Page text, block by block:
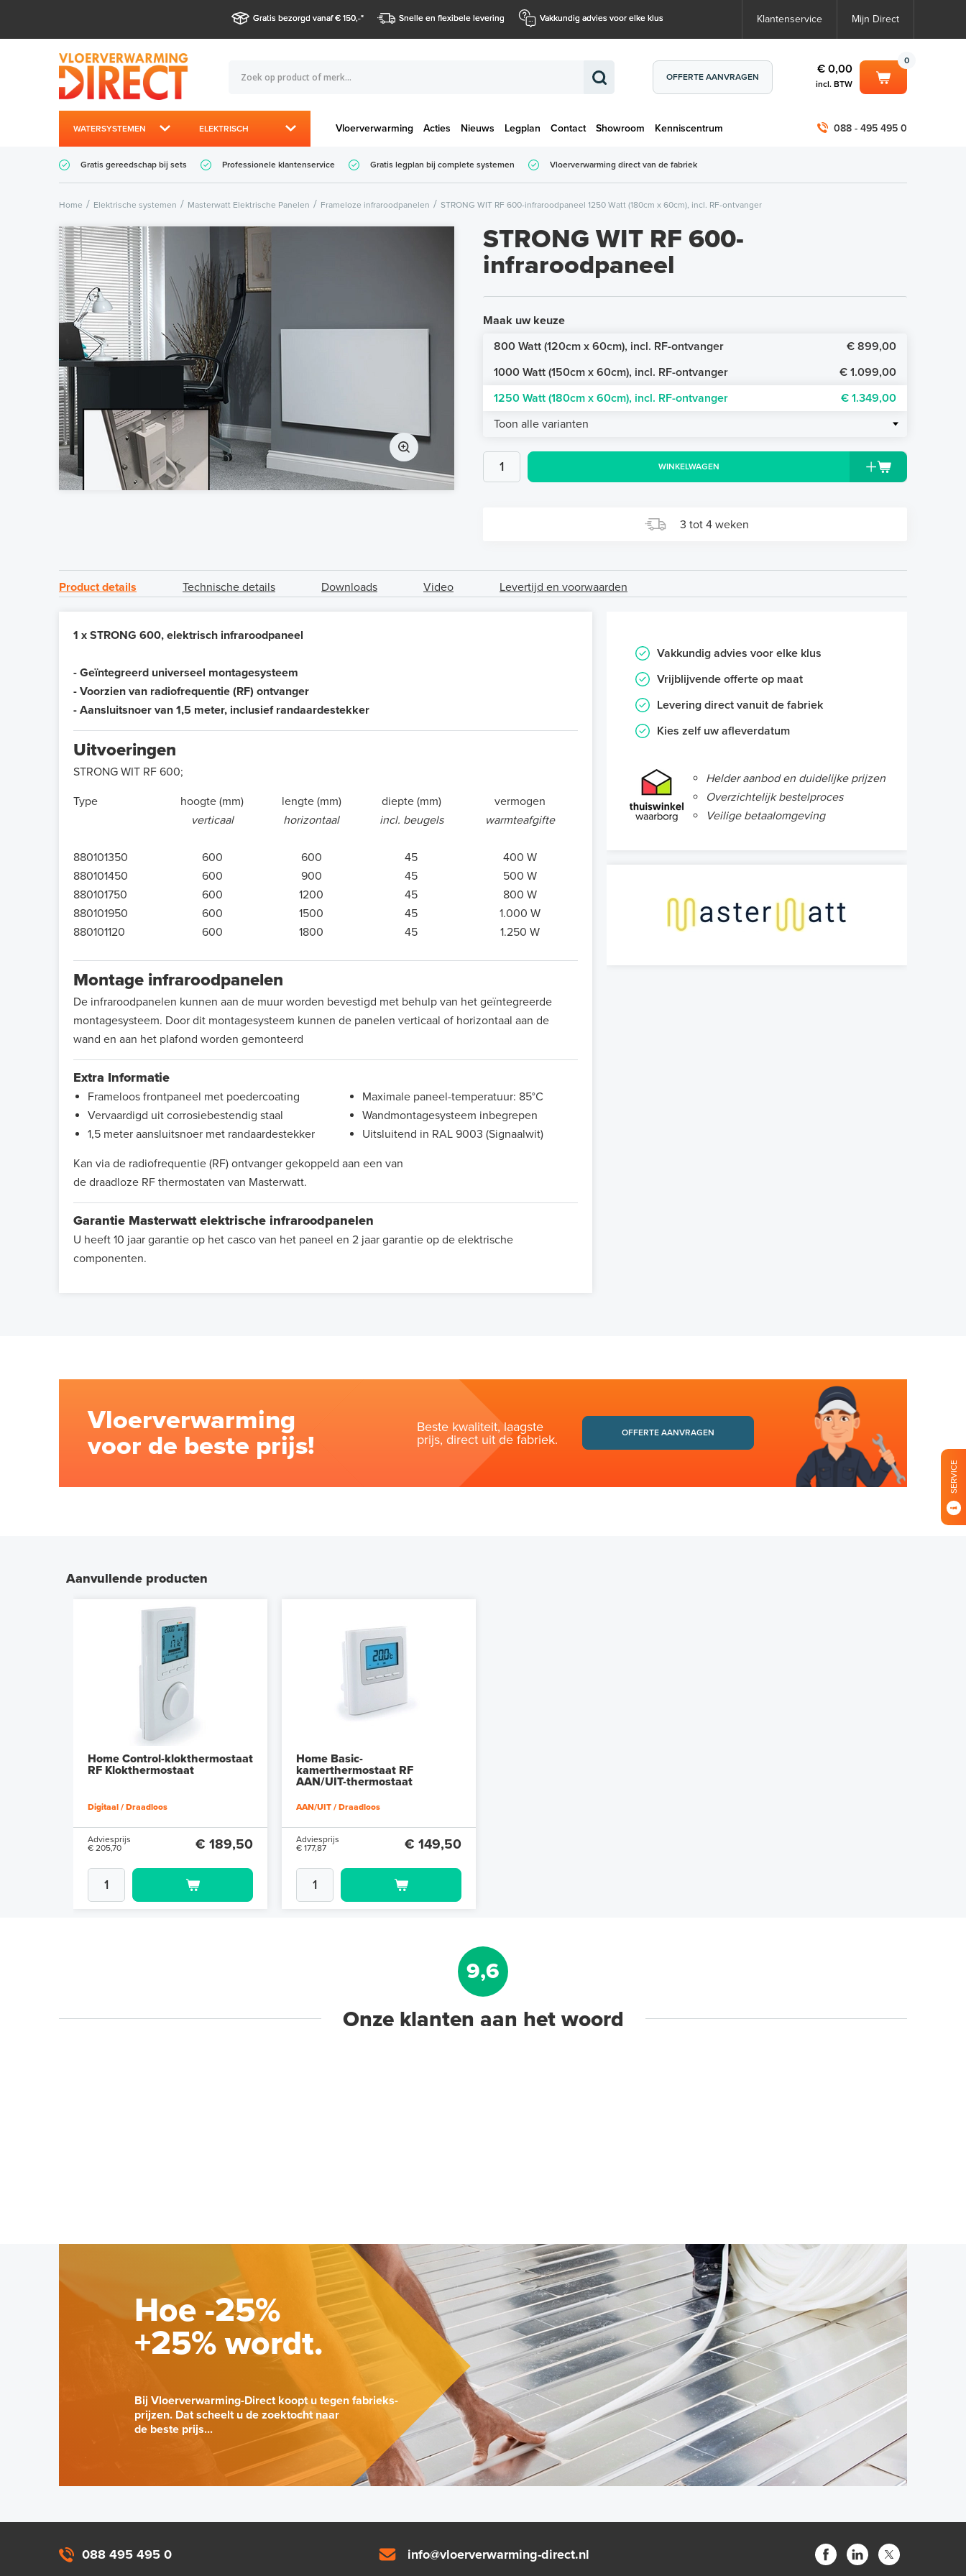
Gratis bezorgd vanaf € 150,-* Snelle en flexibele levering Vakkundig advies voor elke klus Klantenservice Mijn Direct
OFFERTE AANVRAGEN
0
€ 0,00
incl. BTW
WATERSYSTEMEN ELEKTRISCH Vloerverwarming Acties Nieuws Legplan Contact Showroom Kenniscentrum
€ 0,00
Totaalbedrag (incl. BTW) € 0,00
088 - 495 495 0
Gratis gereedschap bij sets Professionele klantenservice Gratis legplan bij complete systemen Vloerverwarming direct van de fabriek
Home Elektrische systemen Masterwatt Elektrische Panelen Frameloze infraroodpanelen STRONG WIT RF 600-infraroodpaneel 1250 Watt (180cm x 60cm), incl. RF-ontvanger
STRONG WIT RF 600-
infraroodpaneel
Maak uw keuze
800 Watt (120cm x 60cm), incl. RF-ontvanger
€ 899,00
1000 Watt (150cm x 60cm), incl. RF-ontvanger
€ 1.099,00
1250 Watt (180cm x 60cm), incl. RF-ontvanger
€ 1.349,00
Toon alle varianten
WINKELWAGEN
3 tot 4 weken
Product details Technische details Downloads Video Levertijd en voorwaarden
1 x STRONG 600, elektrisch infraroodpaneel
- Geïntegreerd universeel montagesysteem
- Voorzien van radiofrequentie (RF) ontvanger
- Aansluitsnoer van 1,5 meter, inclusief randaardestekker
Uitvoeringen
STRONG WIT RF 600;
Type hoogte (mm) lengte (mm) diepte (mm)
vermogen
verticaal
horizontaal incl. beugels warmteafgifte
880101350 600 600 45
400 W
880101450
600 900 45
500 W
880101750
600 1200 45
800 W
880101950
600 1500 45
1.000 W
880101120
600 1800 45 1.250 W
Montage infraroodpanelen
De infraroodpanelen kunnen aan de muur worden bevestigd met behulp van het geïntegreerde
montagesysteem. Door dit montagesysteem kunnen de panelen verticaal of horizontaal aan de
wand en aan het plafond worden gemonteerd
Extra Informatie
Frameloos frontpaneel met poedercoating
Vervaardigd uit corrosiebestendig staal
1,5 meter aansluitsnoer met randaardestekker
Maximale paneel-temperatuur: 85°C
Wandmontagesysteem inbegrepen
Uitsluitend in RAL 9003 (Signaalwit)
Kan via de radiofrequentie (RF) ontvanger gekoppeld aan een van
de draadloze RF thermostaten van Masterwatt.
Garantie Masterwatt elektrische infraroodpanelen
U heeft 10 jaar garantie op het casco van het paneel en 2 jaar garantie op de elektrische
componenten.
Vakkundig advies voor elke klus
Vrijblijvende offerte op maat
Levering direct vanuit de fabriek
Kies zelf uw afleverdatum
Helder aanbod en duidelijke prijzen
Overzichtelijk bestelproces
Veilige betaalomgeving
Vloerverwarming
voor de beste prijs!
Beste kwaliteit, laagste
prijs, direct uit de fabriek.
OFFERTE AANVRAGEN
Aanvullende producten
Home Control-klokthermostaat
RF Klokthermostaat
Digitaal / Draadloos
Adviesprijs
€ 205,70
€ 189,50
Home Basic-
kamerthermostaat RF
AAN/UIT-thermostaat
AAN/UIT / Draadloos
Adviesprijs
€ 177,87
€ 149,50
9,6
Onze klanten aan het woord
Hoe -25%
+25% wordt.
Bij Vloerverwarming-Direct koopt u tegen fabrieks-
prijzen. Dat scheelt u de zoektocht naar
de beste prijs...
088 495 495 0 info@vloerverwarming-direct.nl
SERVICE